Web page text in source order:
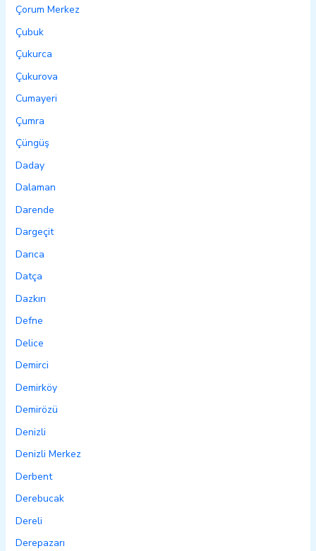
Çorum Merkez
Çubuk
Çukurca
Çukurova
Cumayeri
Çumra
Çüngüş
Daday
Dalaman
Darende
Dargeçit
Darıca
Datça
Dazkırı
Defne
Delice
Demirci
Demirköy
Demirözü
Denizli
Denizli Merkez
Derbent
Derebucak
Dereli
Derepazarı